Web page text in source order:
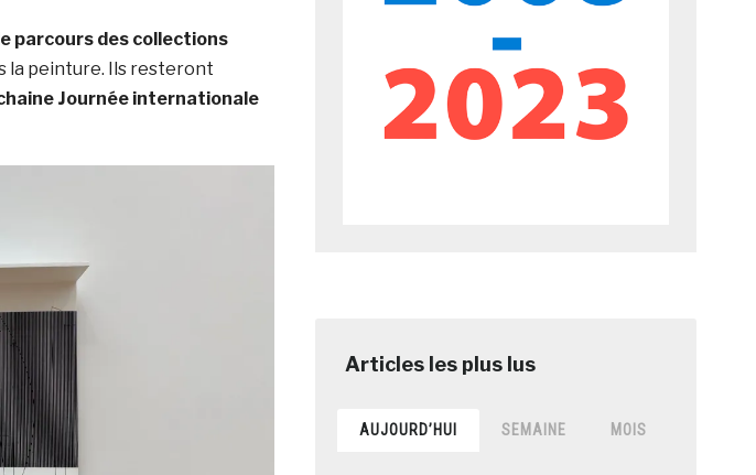
parcours des collections
la peinture. Ils resteront
Journée internationale
AUJOURD’HUI SEMAINE MOIS